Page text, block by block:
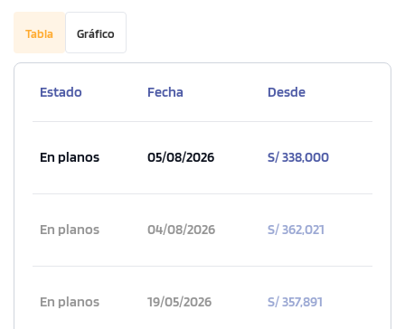
Tabla Gráfico
Estado Fecha Desde
En planos 05/08/2026 S/ 338,000
En planos 04/08/2026 S/ 362,021
En planos 19/05/2026 S/ 357,891